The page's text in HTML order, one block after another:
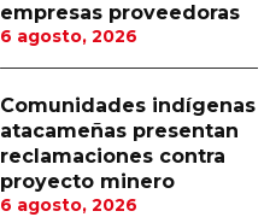
empresas proveedoras
6 agosto, 2026
Comunidades indígenas
atacameñas presentan
reclamaciones contra
proyecto minero
6 agosto, 2026